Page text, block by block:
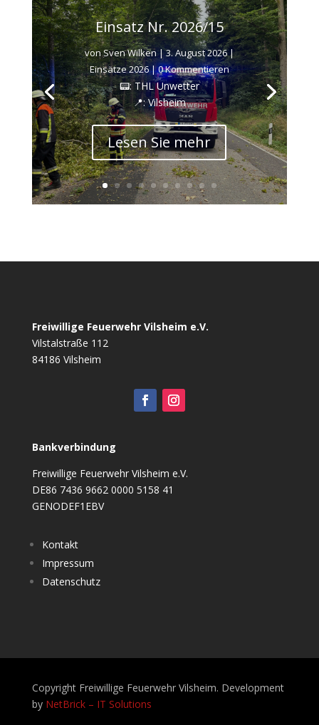
Einsatz Nr. 2026/15
vonSven Wilken|3. August 2026|
Einsätze 2026| 0 Kommentieren
📟: THL Unwetter
📍: Vilsheim
Lesen Sie mehr
Freiwillige Feuerwehr Vilsheim e.V.
Vilstalstraße 112
84186 Vilsheim
Bankverbindung
Freiwillige Feuerwehr Vilsheim e.V.
DE86 7436 9662 0000 5158 41
GENODEF1EBV
Kontakt
Impressum
Datenschutz
Copyright Freiwillige Feuerwehr Vilsheim. Development
by NetBrick – IT Solutions